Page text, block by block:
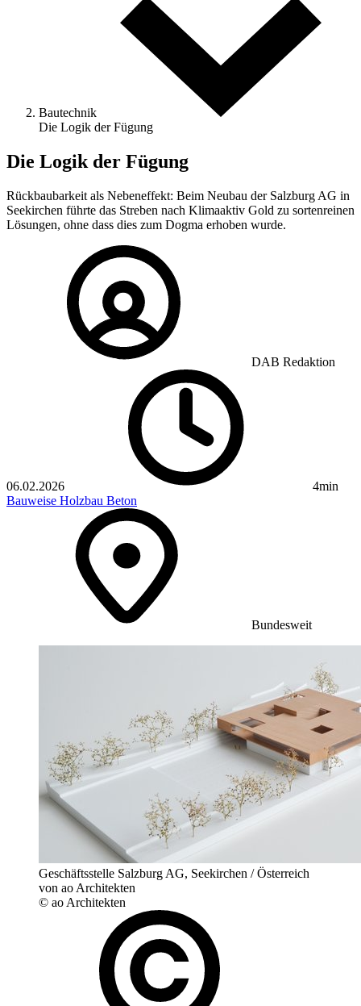
Bautechnik
Die Logik der Fügung
Die Logik der Fügung
Rückbaubarkeit als Nebeneffekt: Beim Neubau der Salzburg AG in
Seekirchen führte das Streben nach Klimaaktiv Gold zu sortenreinen
Lösungen, ohne dass dies zum Dogma erhoben wurde.
DAB Redaktion
06.02.2026
4min
Bauweise Holzbau Beton
Bundesweit
Geschäftsstelle Salzburg AG, Seekirchen / Österreich
von ao Architekten
© ao Architekten